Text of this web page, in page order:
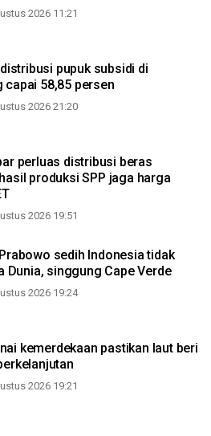
2026 11:21
pupuk subsidi di
capai 58,85 persen
2026 21:20
perluas distribusi beras
produksi SPP jaga harga
2026 19:51
sedih Indonesia tidak
Dunia, singgung Cape Verde
2026 19:24
kemerdekaan pastikan laut beri
2026 19:21